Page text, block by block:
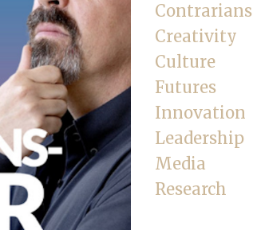
Contrarians
Creativity
Culture
Futures
Innovation
Leadership
Media
Research